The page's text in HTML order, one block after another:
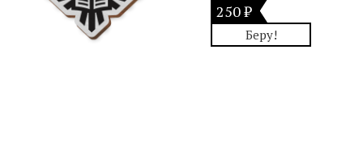
250 ₽
Беру!